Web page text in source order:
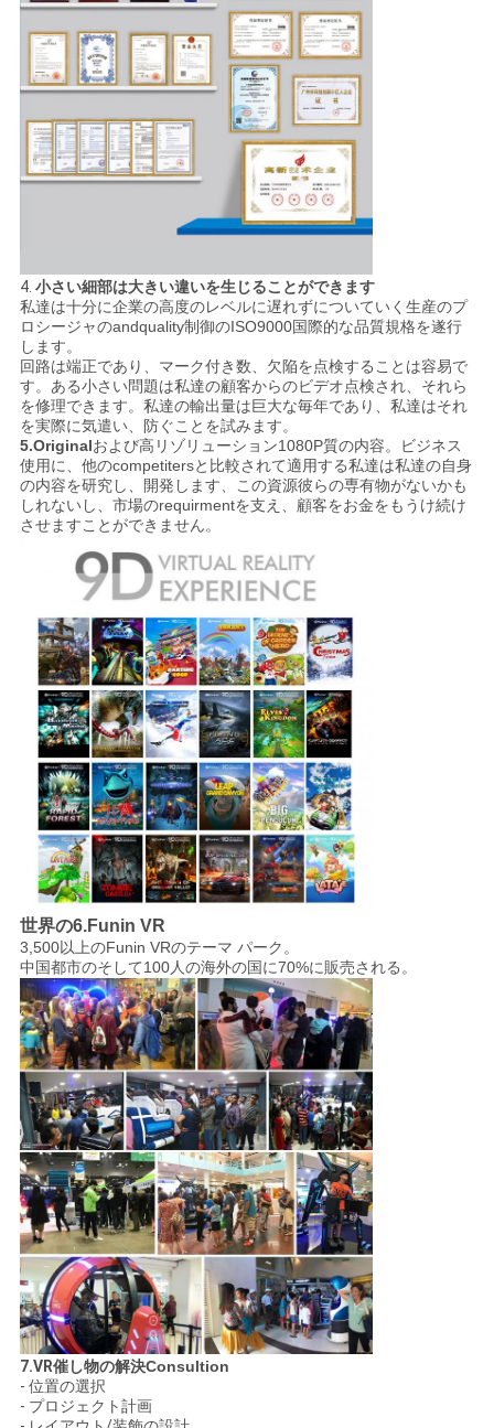
4. 小さい細部は大きい違いを生じることができます
私達は十分に企業の高度のレベルに遅れずについていく生産のプ
ロシージャのandquality制御のISO9000国際的な品質規格を遂行
します。
回路は端正であり、マーク付き数、欠陥を点検することは容易で
す。ある小さい問題は私達の顧客からのビデオ点検され、それら
を修理できます。私達の輸出量は巨大な毎年であり、私達はそれ
を実際に気遣い、防ぐことを試みます。
5.Originalおよび高リゾリューション1080P質の内容。ビジネス
使用に、他のcompetitersと比較されて適用する私達は私達の自身
の内容を研究し、開発します、この資源彼らの専有物がないかも
しれないし、市場のrequirmentを支え、顧客をお金をもうけ続け
させますことができません。
世界の6.Funin VR
3,500以上のFunin VRのテーマ パーク。
中国都市のそして100人の海外の国に70%に販売される。
7.VR催し物の解決Consultion
- 位置の選択
- プロジェクト計画